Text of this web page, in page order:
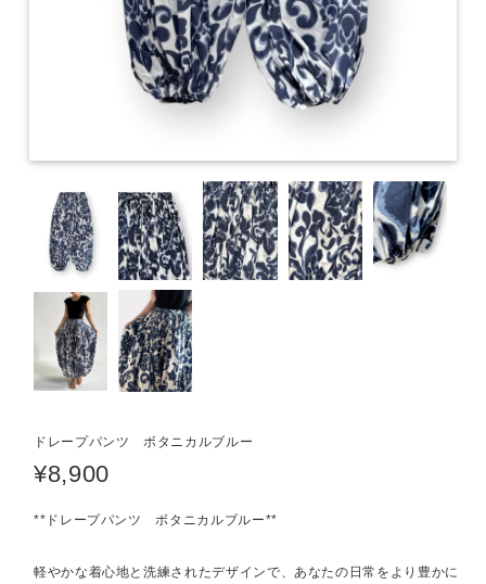
ドレープパンツ ボタニカルブルー
¥8,900
**ドレープパンツ ボタニカルブルー**
軽やかな着心地と洗練されたデザインで、あなたの日常をより豊かに